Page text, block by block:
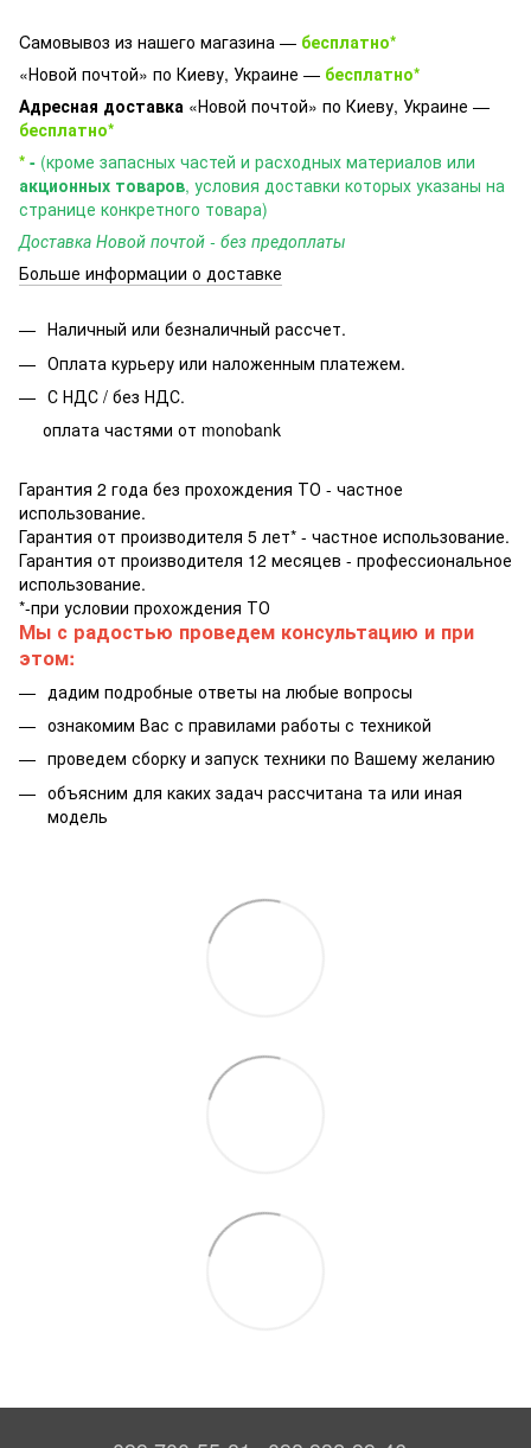
Cамовывоз из нашего магазина — бесплатно*
«Новой почтой» по Киеву, Украине — бесплатно*
Адресная доставка «Новой почтой» по Киеву, Украине —
бесплатно*
* - (кроме запасных частей и расходных материалов или
акционных товаров, условия доставки которых указаны на
странице конкретного товара)
Доставка Новой почтой - без предоплаты
Больше информации о доставке
Наличный или безналичный рассчет.
Оплата курьеру или наложенным платежем.
С НДС / без НДС.
оплата частями от monobank
Гарантия 2 года без прохождения ТО - частное
использование.
Гарантия от производителя 5 лет* - частное использование.
Гарантия от производителя 12 месяцев - профессиональное
использование.
*-при условии прохождения ТО
Мы с радостью проведем консультацию и при
этом:
дадим подробные ответы на любые вопросы
ознакомим Вас с правилами работы с техникой
проведем сборку и запуск техники по Вашему желанию
объясним для каких задач рассчитана та или иная
модель